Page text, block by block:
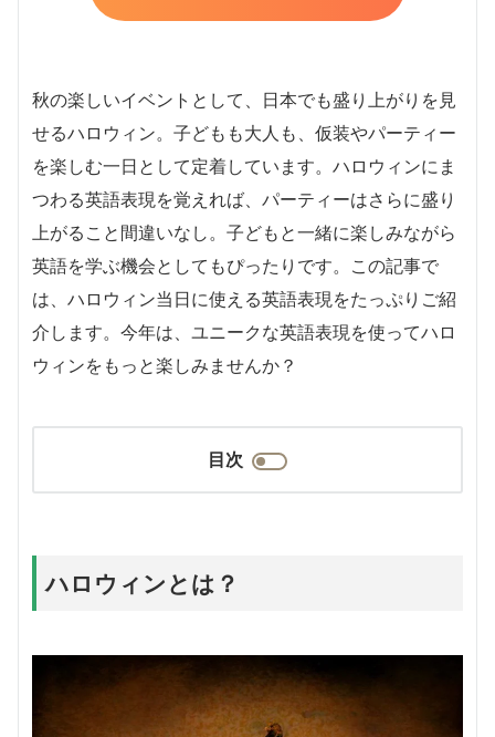
秋の楽しいイベントとして、日本でも盛り上がりを見
せるハロウィン。子どもも大人も、仮装やパーティー
を楽しむ一日として定着しています。ハロウィンにま
つわる英語表現を覚えれば、パーティーはさらに盛り
上がること間違いなし。子どもと一緒に楽しみながら
英語を学ぶ機会としてもぴったりです。この記事で
は、ハロウィン当日に使える英語表現をたっぷりご紹
介します。今年は、ユニークな英語表現を使ってハロ
ウィンをもっと楽しみませんか？
目次
ハロウィンとは？